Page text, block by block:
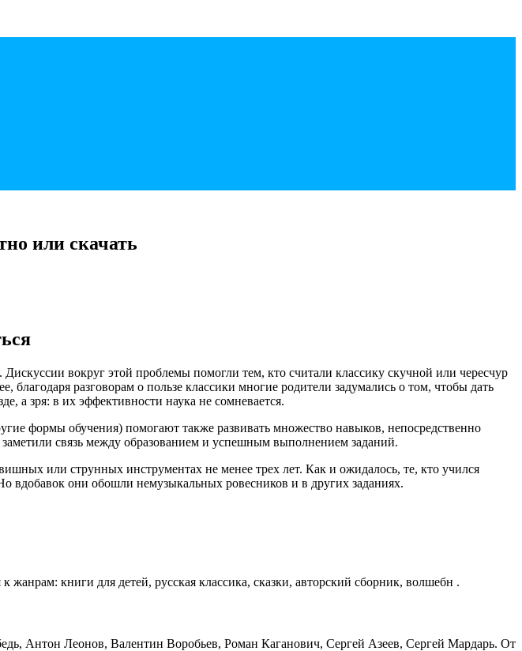
или скачать
вокруг этой проблемы помогли тем, кто считали классику скучной или чересчур
разговорам о пользе классики многие родители задумались о том, чтобы дать
а зря: в их эффективности наука не сомневается.
формы обучения) помогают также развивать множество навыков, непосредственно
связь между образованием и успешным выполнением заданий.
или струнных инструментах не менее трех лет. Как и ожидалось, те, кто учился
вдобавок они обошли немузыкальных ровесников и в других заданиях.
книги для детей, русская классика, сказки, авторский сборник, волшебн .
Антон Леонов, Валентин Воробьев, Роман Каганович, Сергей Азеев, Сергей Мардарь. От